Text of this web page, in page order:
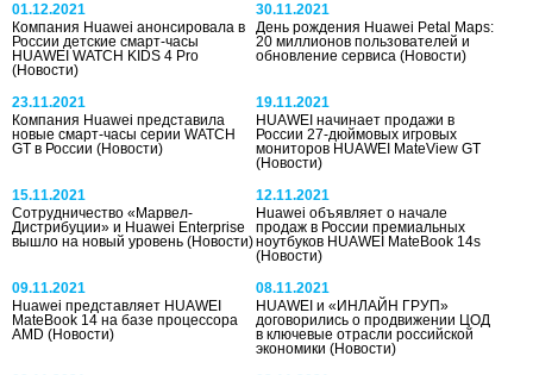
01.12.2021
Компания Huawei анонсировала в
России детские смарт-часы
HUAWEI WATCH KIDS 4 Pro
(Новости)
30.11.2021
День рождения Huawei Petal Maps:
20 миллионов пользователей и
обновление сервиса(Новости)
23.11.2021
Компания Huawei представила
новые смарт-часы серии WATCH
GT в России (Новости)
19.11.2021
HUAWEI начинает продажи в
России 27-дюймовых игровых
мониторов HUAWEI MateView GT
(Новости)
15.11.2021
Сотрудничество «Марвел-
Дистрибуции» и Huawei Enterprise
вышло на новый уровень (Новости)
12.11.2021
Huawei объявляет о начале
продаж в России премиальных
ноутбуков HUAWEI MateBook 14s
(Новости)
09.11.2021
Huawei представляет HUAWEI
MateBook 14 на базе процессора
AMD (Новости)
08.11.2021
HUAWEI и «ИНЛАЙН ГРУП»
договорились о продвижении ЦОД
в ключевые отрасли российской
экономики(Новости)